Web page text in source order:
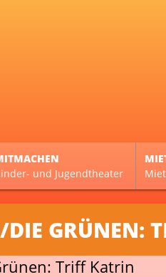
und Jugendtheater
GRÜNEN: